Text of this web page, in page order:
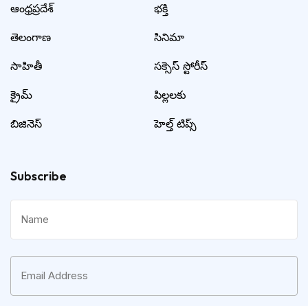
ఆంధ్రప్రదేశ్
తెలంగాణ
సాహితీ
క్రైమ్
బిజినెస్
భక్తి
సినిమా
సక్సెస్ స్టోరీస్
పిల్లలకు
హెల్త్ టిప్స్
Subscribe